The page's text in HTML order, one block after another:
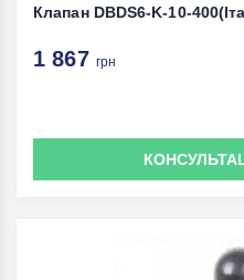
Клапан DBDS6-K-10-
1 867 грн